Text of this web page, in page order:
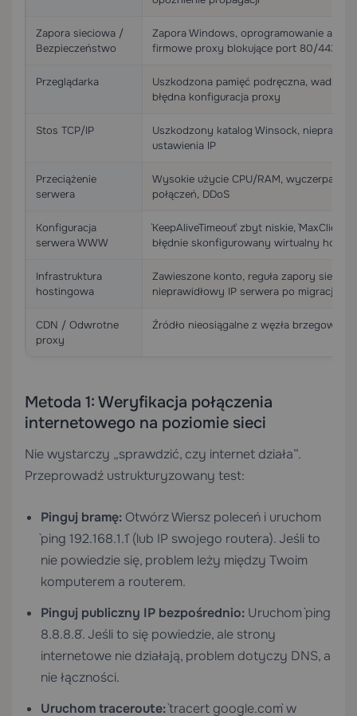
Zapora sieciowa /
Bezpieczeństwo
Zapora Windows, oprogramowanie
firmowe proxy blokujące port 80/443
Przeglądarka
Uszkodzona pamięć podręczna, wadliwe
błędna konfiguracja proxy
Stos TCP/IP
Uszkodzony katalog Winsock,
ustawienia IP
Przeciążenie
serwera
Wysokie użycie CPU/RAM, wyczerpana
połączeń, DDoS
Konfiguracja
serwera WWW
`KeepAliveTimeout` zbyt niskie,
błędnie skonfigurowany wirtualny host
Infrastruktura
hostingowa
Zawieszone konto, reguła zapory
nieprawidłowy IP serwera po migracji
CDN / Odwrotne
proxy
Źródło nieosiągalne z węzła brzegowego
Metoda 1: Weryfikacja połączenia
internetowego na poziomie sieci
Nie wystarczy „sprawdzić, czy internet działa”.
Przeprowadź ustrukturyzowany test:
Pinguj bramę: Otwórz Wiersz poleceń i uruchom
`ping 192.168.1.1` (lub IP swojego routera). Jeśli to
nie powiedzie się, problem leży między Twoim
komputerem a routerem.
Pinguj publiczny IP bezpośrednio: Uruchom `ping
8.8.8.8`. Jeśli to się powiedzie, ale strony
internetowe nie działają, problem dotyczy DNS, a
nie łączności.
Uruchom traceroute:`tracert google.com` w